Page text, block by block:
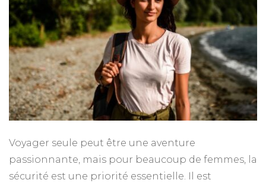
Voyager seule peut être une aventure
passionnante, mais pour beaucoup de femmes, la
sécurité est une priorité essentielle. Il est